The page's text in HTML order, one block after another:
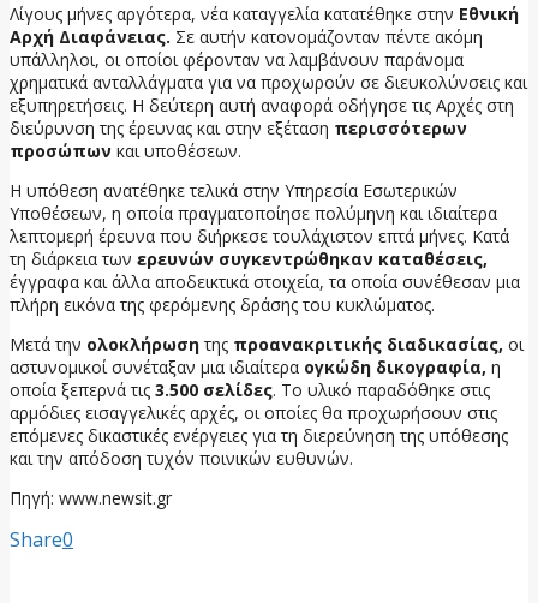
Λίγους μήνες αργότερα, νέα καταγγελία κατατέθηκε στην Εθνική
Αρχή Διαφάνειας. Σε αυτήν κατονομάζονταν πέντε ακόμη
υπάλληλοι, οι οποίοι φέρονταν να λαμβάνουν παράνομα
χρηματικά ανταλλάγματα για να προχωρούν σε διευκολύνσεις και
εξυπηρετήσεις. Η δεύτερη αυτή αναφορά οδήγησε τις Αρχές στη
διεύρυνση της έρευνας και στην εξέταση περισσότερων
προσώπων και υποθέσεων.
Η υπόθεση ανατέθηκε τελικά στην Υπηρεσία Εσωτερικών
Υποθέσεων, η οποία πραγματοποίησε πολύμηνη και ιδιαίτερα
λεπτομερή έρευνα που διήρκεσε τουλάχιστον επτά μήνες. Κατά
τη διάρκεια των ερευνών συγκεντρώθηκαν καταθέσεις,
έγγραφα και άλλα αποδεικτικά στοιχεία, τα οποία συνέθεσαν μια
πλήρη εικόνα της φερόμενης δράσης του κυκλώματος.
Μετά την ολοκλήρωσητης προανακριτικής διαδικασίας, οι
αστυνομικοί συνέταξαν μια ιδιαίτερα ογκώδη δικογραφία, η
οποία ξεπερνά τις 3.500 σελίδες. Το υλικό παραδόθηκε στις
αρμόδιες εισαγγελικές αρχές, οι οποίες θα προχωρήσουν στις
επόμενες δικαστικές ενέργειες για τη διερεύνηση της υπόθεσης
και την απόδοση τυχόν ποινικών ευθυνών.
Πηγή: www.newsit.gr
Share0